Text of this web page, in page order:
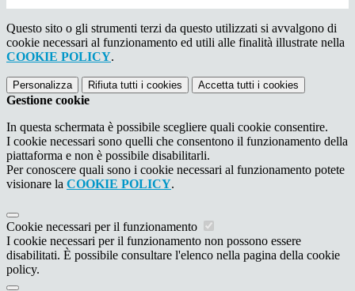
Questo sito o gli strumenti terzi da questo utilizzati si avvalgono di
cookie necessari al funzionamento ed utili alle finalità illustrate nella
COOKIE POLICY.
Personalizza Rifiuta tutti i cookies Accetta tutti i cookies
Gestione cookie
In questa schermata è possibile scegliere quali cookie consentire.
I cookie necessari sono quelli che consentono il funzionamento della
piattaforma e non è possibile disabilitarli.
Per conoscere quali sono i cookie necessari al funzionamento potete
visionare la COOKIE POLICY.
Cookie necessari per il funzionamento
I cookie necessari per il funzionamento non possono essere
disabilitati. È possibile consultare l'elenco nella pagina della cookie
policy.